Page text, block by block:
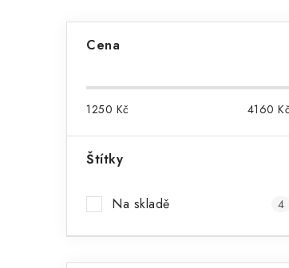
t
n
Cena
1250 Kč 4160 Kč
Štítky
Na skladě 4